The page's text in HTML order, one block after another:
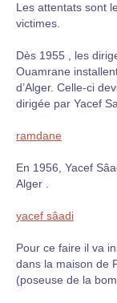
Les attentats sont
victimes.
Dès 1955 , les
Ouamrane
d’Alger. Celle-ci
dirigée par Yacef
ramdane
En 1956, Yacef
Alger .
yacef sâadi
Pour ce faire il va
dans la maison de
(poseuse de la